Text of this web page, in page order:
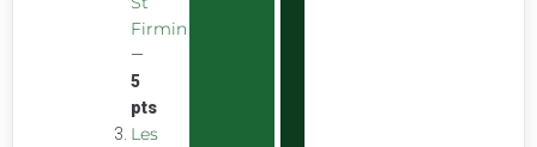
Firmin
—
5
pts
Les